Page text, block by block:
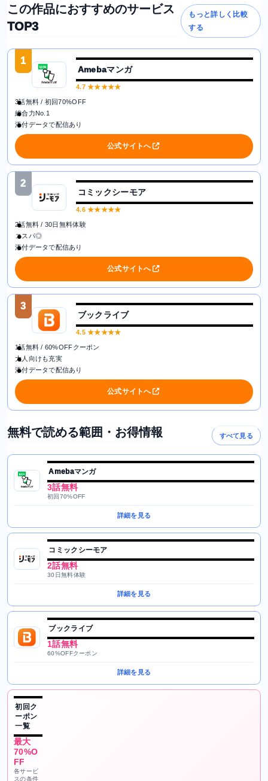
この作品におすすめのサービス
TOP3
もっと詳しく比較
する
1
Amebaマンガ
4.7★★★★★
3話無料 / 初回70%OFF
総合力No.1
添付データで配信あり
公式サイトへ
2
コミックシーモア
4.6★★★★★
2話無料 / 30日無料体験
コスパ◎
添付データで配信あり
公式サイトへ
3
ブックライブ
4.5★★★★★
1話無料 / 60%OFFクーポン
大人向けも充実
添付データで配信あり
公式サイトへ
無料で読める範囲・お得情報 すべて見る
Amebaマンガ
3話無料
初回70%OFF
詳細を見る
コミックシーモア
2話無料
30日無料体験
詳細を見る
ブックライブ
1話無料
60%OFFクーポン
詳細を見る
初回ク
ーポン
一覧
最大
70%O
FF
各サービ
スの条件